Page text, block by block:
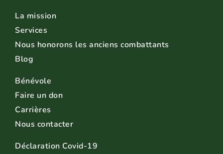
La mission
Services
Nous honorons les anciens combattants
Blog
Bénévole
Faire un don
Carrières
Nous contacter
Déclaration Covid-19